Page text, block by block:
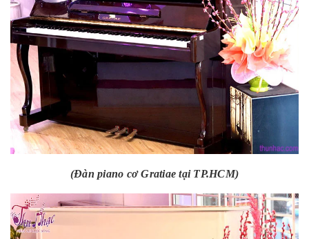
(Đàn piano cơ Gratiae tại TP.HCM)